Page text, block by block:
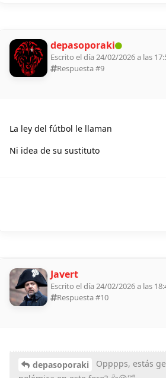
depasoporaki
Escrito el día 24/02/2026 a las
Respuesta #9
La ley del fútbol le llaman
Ni idea de su sustituto
Javert
Escrito el día 24/02/2026 a las
Respuesta #10
depasoporaki
Opppps, estás